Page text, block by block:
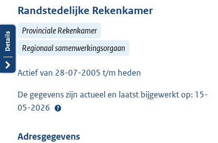
Randstedelijke Rekenkamer
Provinciale Rekenkamer
Regionaal samenwerkingsorgaan
Actief van 28-07-2005 t/m heden
De gegevens zijn actueel en laatst bijgewerkt op: 15-
05-2026
Adresgegevens